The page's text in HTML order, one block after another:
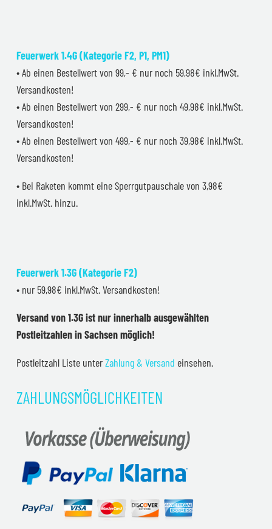
Feuerwerk 1.4G (Kategorie F2, P1, PM1)
• Ab einen Bestellwert von 99,- € nur noch 59,98€ inkl.MwSt.
Versandkosten!
• Ab einen Bestellwert von 299,- € nur noch 49,98€ inkl.MwSt.
Versandkosten!
• Ab einen Bestellwert von 499,- € nur noch 39,98€ inkl.MwSt.
Versandkosten!
• Bei Raketen kommt eine Sperrgutpauschale von 3,98€
inkl.MwSt. hinzu.
Feuerwerk 1.3G (Kategorie F2)
• nur 59,98€ inkl.MwSt. Versandkosten!
Versand von 1.3G ist nur innerhalb ausgewählten
Postleitzahlen in Sachsen möglich!
Postleitzahl Liste unterZahlung & Versand einsehen.
ZAHLUNGSMÖGLICHKEITEN